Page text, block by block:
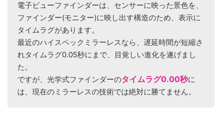
電子ビューファインダーは、センサーに映った景色を、
ファインダー(モニター)に映し出す構造のため、表示に
タイムラグがあります。
最近のハイスペックミラーレスなら、遅延時間が短縮さ
れタイムラグ0.05秒にまで、目覚しい進化を遂げまし
た。
ですが、光学式ファインダーのタイムラグ0.00秒に
は、現在のミラーレスの技術では絶対に勝てません。